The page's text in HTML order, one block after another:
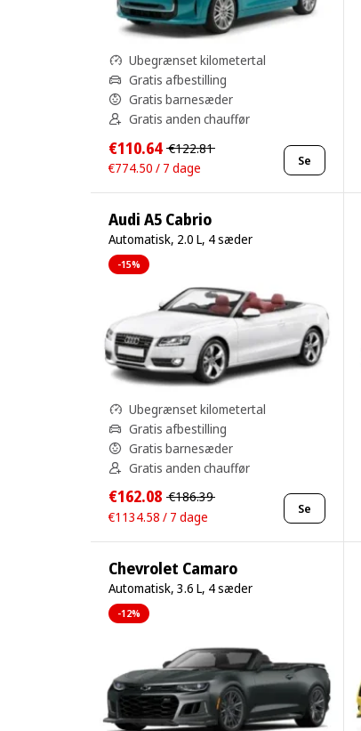
Ubegrænset kilometertal
Gratis afbestilling
Gratis barnesæder
Gratis anden chauffør
€110.64 €122.81
€774.50 / 7 dage
Se
Audi A5 Cabrio
Automatisk, 2.0 L, 4 sæder
-15%
Ubegrænset kilometertal
Gratis afbestilling
Gratis barnesæder
Gratis anden chauffør
€162.08 €186.39
€1134.58 / 7 dage
Se
Chevrolet Camaro
Automatisk, 3.6 L, 4 sæder
-12%